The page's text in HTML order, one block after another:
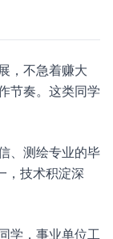
，不急着赚大
节奏。这类同学
、测绘专业的毕
，技术积淀深
学，事业单位工